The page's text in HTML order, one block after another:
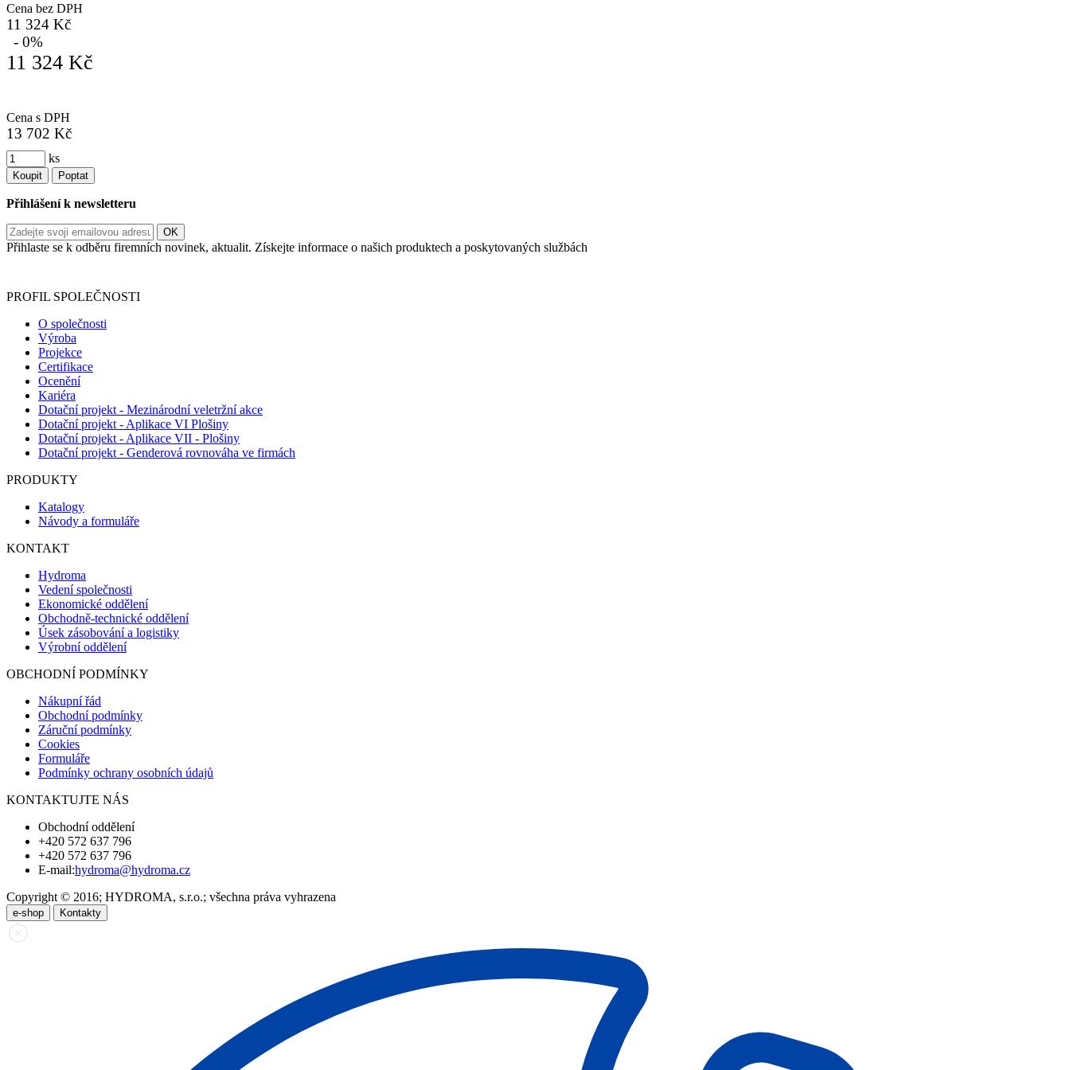
Cena bez DPH
11 324 Kč
- 0%
11 324 Kč
Cena s DPH
13 702 Kč
ks
Koupit Poptat
Přihlášení k newsletteru
Přihlaste se k odběru firemních novinek, aktualit. Získejte informace o našich produktech a poskytovaných službách
PROFIL SPOLEČNOSTI
O společnosti
Výroba
Projekce
Certifikace
Ocenění
Kariéra
Dotační projekt - Mezinárodní veletržní akce
Dotační projekt - Aplikace VI Plošiny
Dotační projekt - Aplikace VII - Plošiny
Dotační projekt - Genderová rovnováha ve firmách
PRODUKTY
Katalogy
Návody a formuláře
KONTAKT
Hydroma
Vedení společnosti
Ekonomické oddělení
Obchodně-technické oddělení
Úsek zásobování a logistiky
Výrobní oddělení
OBCHODNÍ PODMÍNKY
Nákupní řád
Obchodní podmínky
Záruční podmínky
Cookies
Formuláře
Podmínky ochrany osobních údajů
KONTAKTUJTE NÁS
Obchodní oddělení
+420 572 637 796
+420 572 637 796
E-mail:hydroma@hydroma.cz
Copyright © 2016; HYDROMA, s.r.o.; všechna práva vyhrazena
e-shop Kontakty